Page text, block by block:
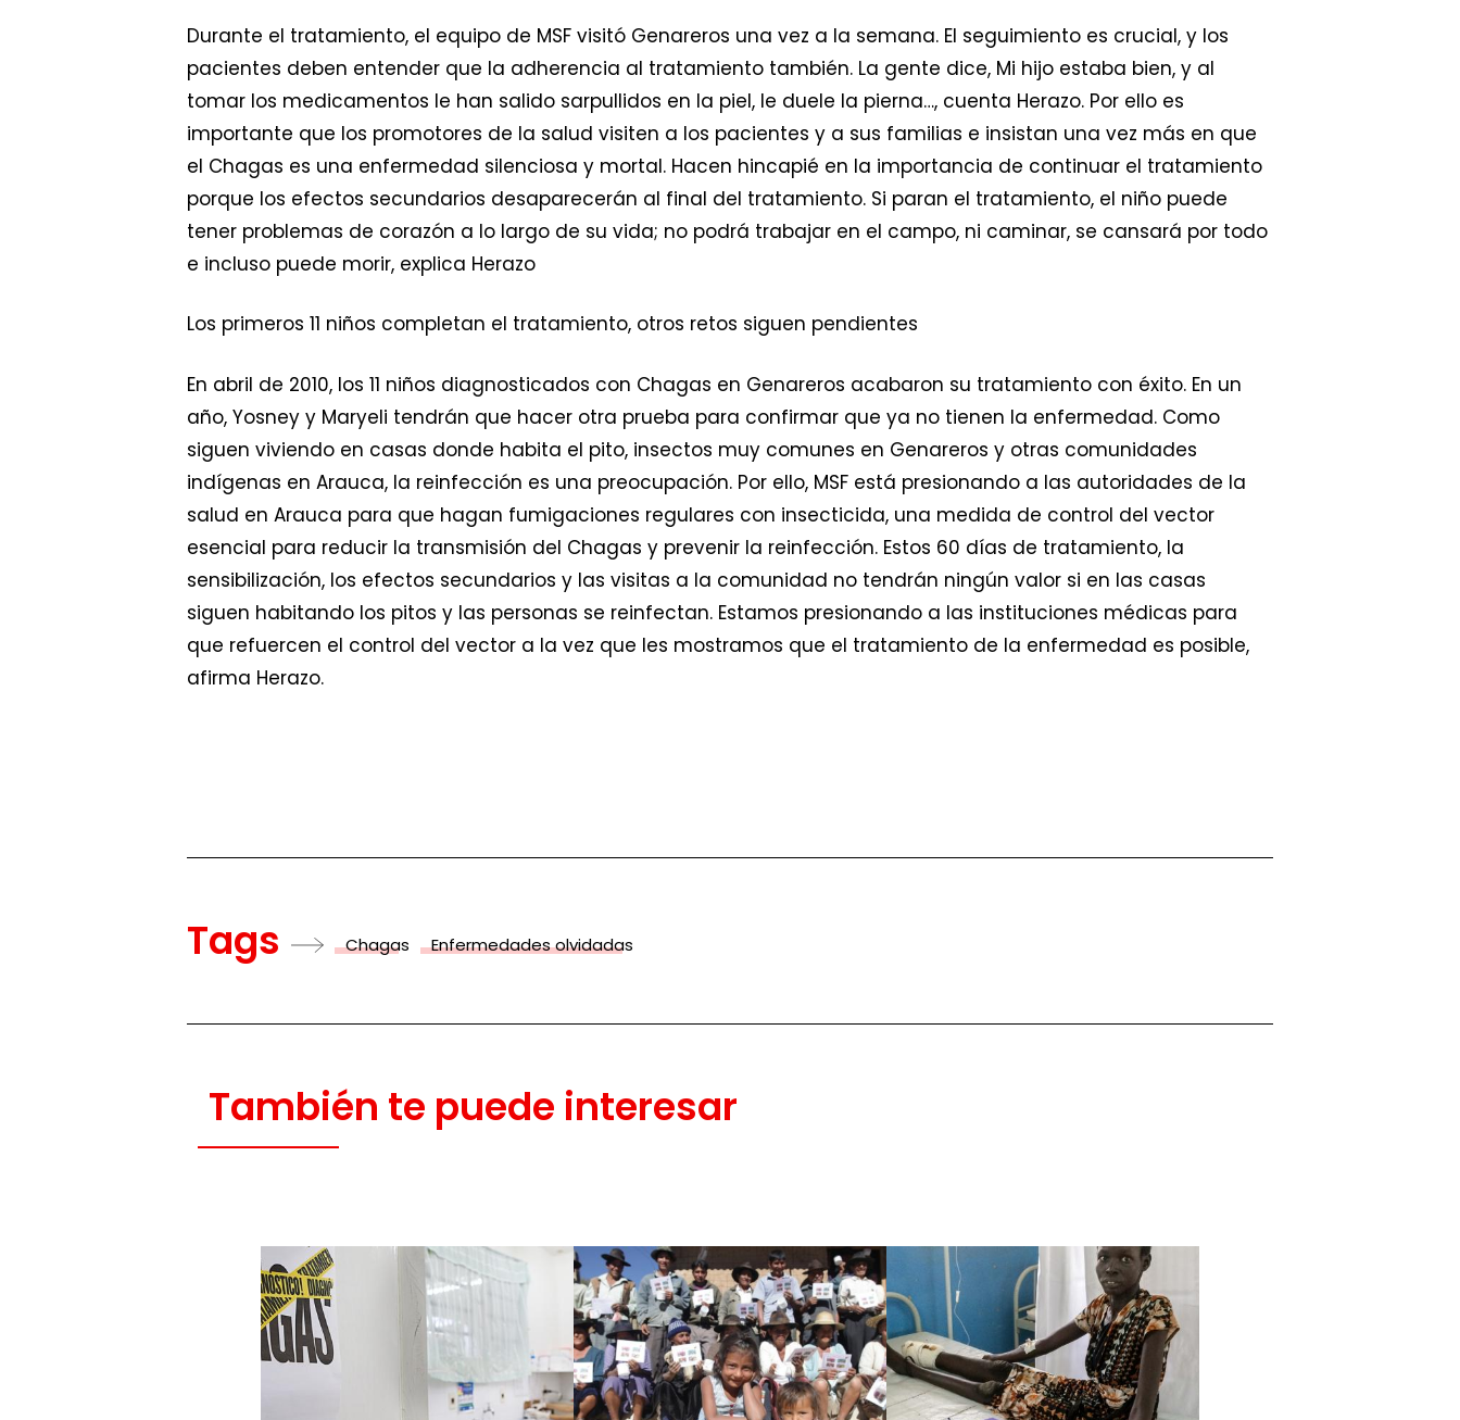
Durante el tratamiento, el equipo de MSF visitó Genareros una vez a la semana. El seguimiento es crucial, y los
pacientes deben entender que la adherencia al tratamiento también. La gente dice, Mi hijo estaba bien, y al
tomar los medicamentos le han salido sarpullidos en la piel, le duele la pierna…, cuenta Herazo. Por ello es
importante que los promotores de la salud visiten a los pacientes y a sus familias e insistan una vez más en que
el Chagas es una enfermedad silenciosa y mortal. Hacen hincapié en la importancia de continuar el tratamiento
porque los efectos secundarios desaparecerán al final del tratamiento. Si paran el tratamiento, el niño puede
tener problemas de corazón a lo largo de su vida; no podrá trabajar en el campo, ni caminar, se cansará por todo
e incluso puede morir, explica Herazo
Los primeros 11 niños completan el tratamiento, otros retos siguen pendientes
En abril de 2010, los 11 niños diagnosticados con Chagas en Genareros acabaron su tratamiento con éxito. En un
año, Yosney y Maryeli tendrán que hacer otra prueba para confirmar que ya no tienen la enfermedad. Como
siguen viviendo en casas donde habita el pito, insectos muy comunes en Genareros y otras comunidades
indígenas en Arauca, la reinfección es una preocupación. Por ello, MSF está presionando a las autoridades de la
salud en Arauca para que hagan fumigaciones regulares con insecticida, una medida de control del vector
esencial para reducir la transmisión del Chagas y prevenir la reinfección. Estos 60 días de tratamiento, la
sensibilización, los efectos secundarios y las visitas a la comunidad no tendrán ningún valor si en las casas
siguen habitando los pitos y las personas se reinfectan. Estamos presionando a las instituciones médicas para
que refuercen el control del vector a la vez que les mostramos que el tratamiento de la enfermedad es posible,
afirma Herazo.
Tags Chagas Enfermedades olvidadas
También te puede interesar